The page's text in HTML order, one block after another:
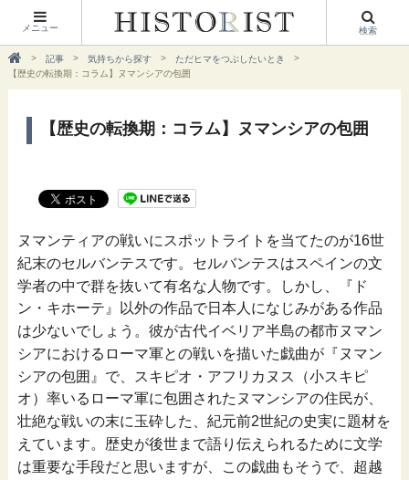
メニュー 検索
記事 気持ちから探す
ただヒマをつぶしたいとき
【歴史の転換期：コラム】ヌマンシアの包囲
【歴史の転換期：コラム】ヌマンシアの包囲
ヌマンティアの戦いにスポットライトを当てたのが16世
紀末のセルバンテスです。セルバンテスはスペインの文
学者の中で群を抜いて有名な人物です。しかし、『ド
ン・キホーテ』以外の作品で日本人になじみがある作品
は少ないでしょう。彼が古代イベリア半島の都市ヌマン
シアにおけるローマ軍との戦いを描いた戯曲が『ヌマン
シアの包囲』で、スキピオ・アフリカヌス（小スキピ
オ）率いるローマ軍に包囲されたヌマンシアの住民が、
壮絶な戦いの末に玉砕した、紀元前2世紀の史実に題材を
えています。歴史が後世まで語り伝えられるために文学
は重要な手段だと思いますが、この戯曲もそうで、超越